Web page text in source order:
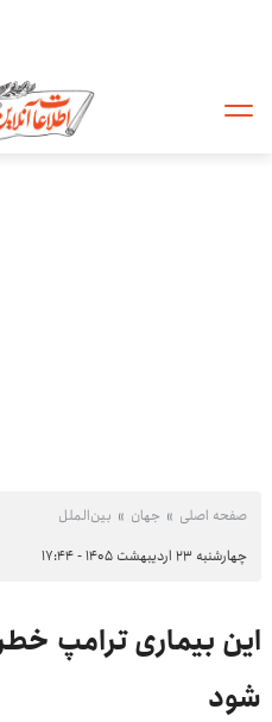
صفحه اصلی جهان بین‌الملل
چهارشنبه ۲۳ اردیبهشت ۱۴۰۵ - ۱۷:۴۴
این بیماری ترامپ
شود